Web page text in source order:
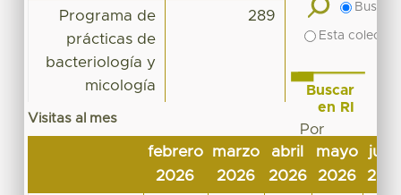
Programa de
prácticas de
bacteriología y
micología
289
Visitas al mes
febrero
2026
marzo
2026
abril
2026
mayo
2026
Buscar
Esta
Buscar
en RI
Por
Fecha
de
publicación